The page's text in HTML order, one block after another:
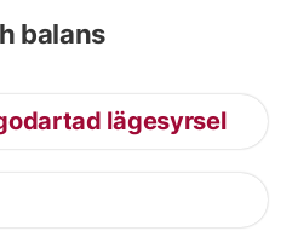
balans
lägesyrsel